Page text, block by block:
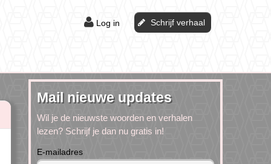
Log in Schrijf verhaal
Mail nieuwe updates
Wil je de nieuwste woorden en verhalen
lezen? Schrijf je dan nu gratis in!
E-mailadres